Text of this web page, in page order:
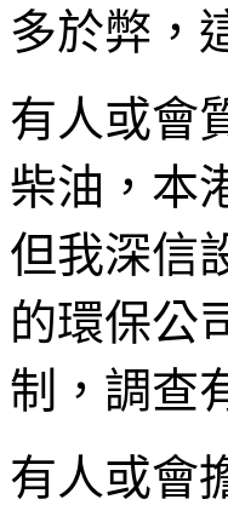
多於弊，
有人或會
柴油，本
但我深信
的環保公
制，調查
有人或會